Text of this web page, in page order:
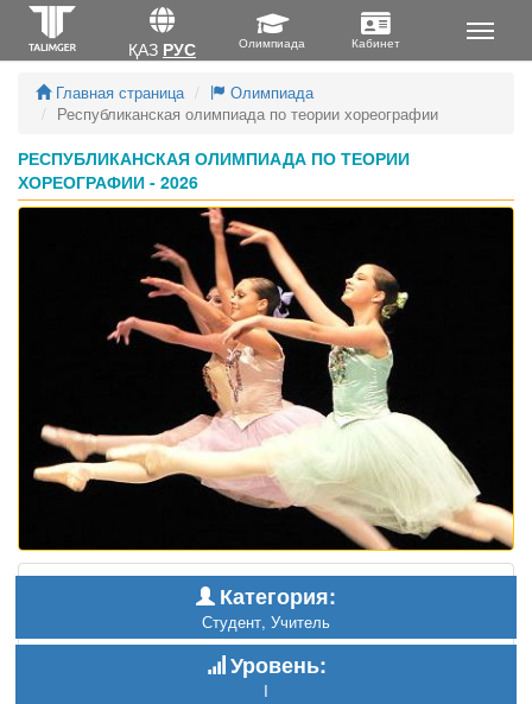
Главная страница
Олимпиада
Республиканская олимпиада по теории хореографии
РЕСПУБЛИКАНСКАЯ ОЛИМПИАДА ПО ТЕОРИИ
ХОРЕОГРАФИИ - 2026
Категория:
Студент, Учитель
Уровень:
I
ҚАЗ РУС